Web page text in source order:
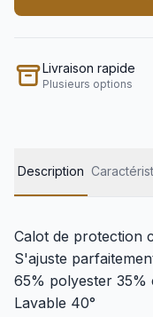
Livraison rapide
Plusieurs options
Description
Calot de protection
S'ajuste
65% polyester 35%
Lavable 40°